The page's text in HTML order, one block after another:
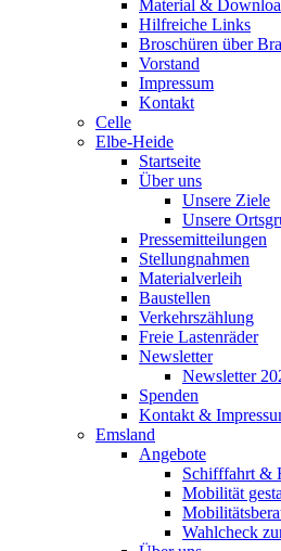
Material &
Hilfreiche Links
Broschüren über
Vorstand
Impressum
Kontakt
Celle
Elbe-Heide
Startseite
Über uns
Unsere Ziele
Unsere
Pressemitteilungen
Stellungnahmen
Materialverleih
Baustellen
Verkehrszählung
Freie Lastenräder
Newsletter
Newsletter
Spenden
Kontakt &
Emsland
Angebote
Schifffahrt &
Mobilität
Wahlcheck